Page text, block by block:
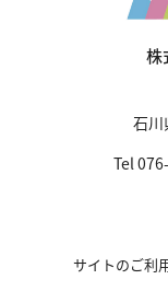
株
石川
Tel
サイトのご利